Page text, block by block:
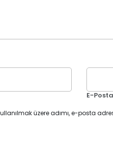
E-Posta
üzere adımı, e-posta